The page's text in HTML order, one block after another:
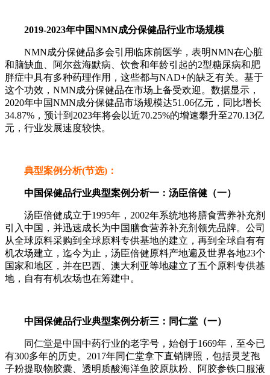
2019-2023年中国NMN成分保健品行业市场规模
NMN成分保健品多会引用临床前医学，表明NMN在心脏
和脑缺血、阿尔兹海默病、饮食和年龄引起的2型糖尿病和肥
胖症中具有多种药理作用，这些都与NAD+的缺乏有关。基于
这个功效，NMN成分保健品在市场上备受欢迎。数据显示，
2020年中国NMN成分保健品市场规模达51.06亿元，同比增长
34.87%，预计到2023年将会以近70.25%的增速攀升至270.13亿
元，行业发展速度较快。
典型案例分析(节选)：
中国保健品行业典型案例分析一：汤臣倍健（一）
汤臣倍健成立于1995年，2002年系统地将膳食营养补充剂
引入中国，并迅速成长为中国膳食营养补充剂领先品牌。公司
从全球原料采购到全球原料专供基地的建立，再到全球自有有
机农场建立，迄今为止，汤臣倍健原料产地遍及世界各地23个
国家和地区，并在巴西、澳大利亚等地建立了五个原料专供基
地，自有有机农场也在筹建中。
中国保健品行业典型案例分析三：同仁堂（一）
同仁堂是中国中药行业的老字号，始创于1669年，至今已
有300多年的历史。2017年同仁堂拿下直销牌照，包括灵芝孢
子粉提取物胶囊、透明质酸海洋鱼胶原肽粉、阿胶参铁口服液